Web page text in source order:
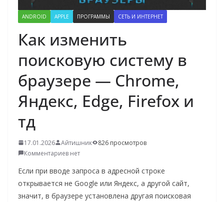
ANDROID APPLE ПРОГРАММЫ СЕТЬ И ИНТЕРНЕТ
Как изменить
поисковую систему в
браузере — Chrome,
Яндекс, Edge, Firefox и
тд
17.01.2026 Айтишник
826 просмотров
Комментариев нет
Если при вводе запроса в адресной строке
открывается не Google или Яндекс, а другой сайт,
значит, в браузере установлена другая поисковая